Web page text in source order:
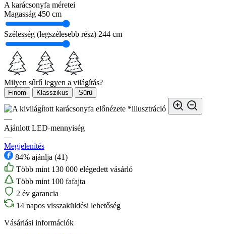
A karácsonyfa méretei
Magasság 450 cm
Szélesség (legszélesebb rész) 244 cm
Milyen sűrű legyen a világítás?
Finom Klasszikus Sűrű
*illusztráció
—
Ajánlott LED-mennyiség
—
Megjelenítés
84% ajánlja (41)
Több mint 130 000 elégedett vásárló
Több mint 100 fafajta
2 év garancia
14 napos visszaküldési lehetőség
Vásárlási információk